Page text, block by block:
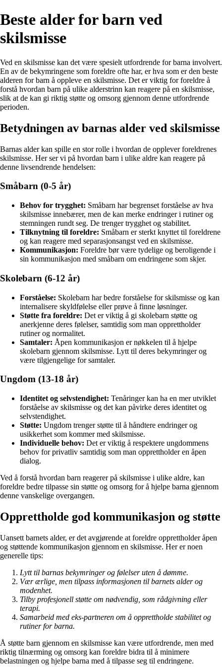
Beste alder for barn ved
skilsmisse
Ved en skilsmisse kan det være spesielt utfordrende for barna involvert.
En av de bekymringene som foreldre ofte har, er hva som er den beste
alderen for barn å oppleve en skilsmisse. Det er viktig for foreldre å
forstå hvordan barn på ulike alderstrinn kan reagere på en skilsmisse,
slik at de kan gi riktig støtte og omsorg gjennom denne utfordrende
perioden.
Betydningen av barnas alder ved skilsmisse
Barnas alder kan spille en stor rolle i hvordan de opplever foreldrenes
skilsmisse. Her ser vi på hvordan barn i ulike aldre kan reagere på
denne livsendrende hendelsen:
Småbarn (0-5 år)
Behov for trygghet: Småbarn har begrenset forståelse av hva
skilsmisse innebærer, men de kan merke endringer i rutiner og
stemningen rundt seg. De trenger trygghet og stabilitet.
Tilknytning til foreldre: Småbarn er sterkt knyttet til foreldrene
og kan reagere med separasjonsangst ved en skilsmisse.
Kommunikasjon: Foreldre bør være tydelige og beroligende i
sin kommunikasjon med småbarn om endringene som skjer.
Skolebarn (6-12 år)
Forståelse: Skolebarn har bedre forståelse for skilsmisse og kan
internalisere skyldfølelse eller prøve å finne løsninger.
Støtte fra foreldre: Det er viktig å gi skolebarn støtte og
anerkjenne deres følelser, samtidig som man opprettholder
rutiner og normalitet.
Samtaler: Åpen kommunikasjon er nøkkelen til å hjelpe
skolebarn gjennom skilsmisse. Lytt til deres bekymringer og
være tilgjengelige for samtaler.
Ungdom (13-18 år)
Identitet og selvstendighet: Tenåringer kan ha en mer utviklet
forståelse av skilsmisse og det kan påvirke deres identitet og
selvstendighet.
Støtte: Ungdom trenger støtte til å håndtere endringer og
usikkerhet som kommer med skilsmisse.
Individuelle behov: Det er viktig å respektere ungdommens
behov for privatliv samtidig som man opprettholder en åpen
dialog.
Ved å forstå hvordan barn reagerer på skilsmisse i ulike aldre, kan
foreldre bedre tilpasse sin støtte og omsorg for å hjelpe barna gjennom
denne vanskelige overgangen.
Opprettholde god kommunikasjon og støtte
Uansett barnets alder, er det avgjørende at foreldre opprettholder åpen
og støttende kommunikasjon gjennom en skilsmisse. Her er noen
generelle tips:
Lytt til barnas bekymringer og følelser uten å dømme.
Vær ærlige, men tilpass informasjonen til barnets alder og
modenhet.
Tilby profesjonell støtte om nødvendig, som rådgivning eller
terapi.
Samarbeid med eks-partneren om å opprettholde stabilitet og
rutiner for barna.
Å støtte barn gjennom en skilsmisse kan være utfordrende, men med
riktig tilnærming og omsorg kan foreldre bidra til å minimere
belastningen og hjelpe barna med å tilpasse seg til endringene.